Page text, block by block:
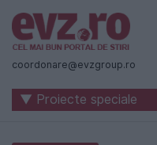
Știri
naționale
internaționale
coordonare@evzgroup.ro
▼ Proiecte speciale